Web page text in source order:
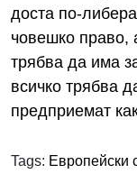
доста по-
човешко право,
трябва да има
всичко трябва
предприемат
Tags: Европейски